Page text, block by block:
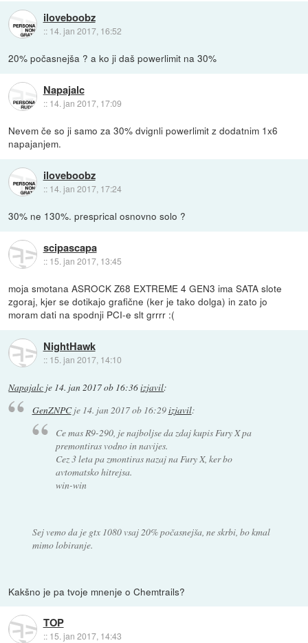
iloveboobz
:: 14. jan 2017, 16:52
20% počasnejša ? a ko ji daš powerlimit na 30%
Napajalc
:: 14. jan 2017, 17:09
Nevem če so ji samo za 30% dvignli powerlimit z dodatnim 1x6
napajanjem.
iloveboobz
:: 14. jan 2017, 17:24
30% ne 130%. presprical osnovno solo ?
scipascapa
:: 15. jan 2017, 13:45
moja smotana ASROCK Z68 EXTREME 4 GEN3 ima SATA slote
zgoraj, kjer se dotikajo grafične (ker je tako dolga) in zato jo
moram dati na spodnji PCI-e slt grrrr :(
NightHawk
:: 15. jan 2017, 14:10
Napajalc je 14. jan 2017 ob 16:36izjavil:
GenZNPCje 14. jan 2017 ob 16:29izjavil:
Ce mas R9-290, je najboljse da zdaj kupis Fury X pa
premontiras vodno in navijes.
Cez 3 leta pa zmontiras nazaj na Fury X, ker bo
avtomatsko hitrejsa.
win-win
Sej vemo da je gtx 1080 vsaj 20% počasnejša, ne skrbi, bo kmal
mimo lobiranje.
Kakšno je pa tvoje mnenje o Chemtrails?
TOP
:: 15. jan 2017, 14:43